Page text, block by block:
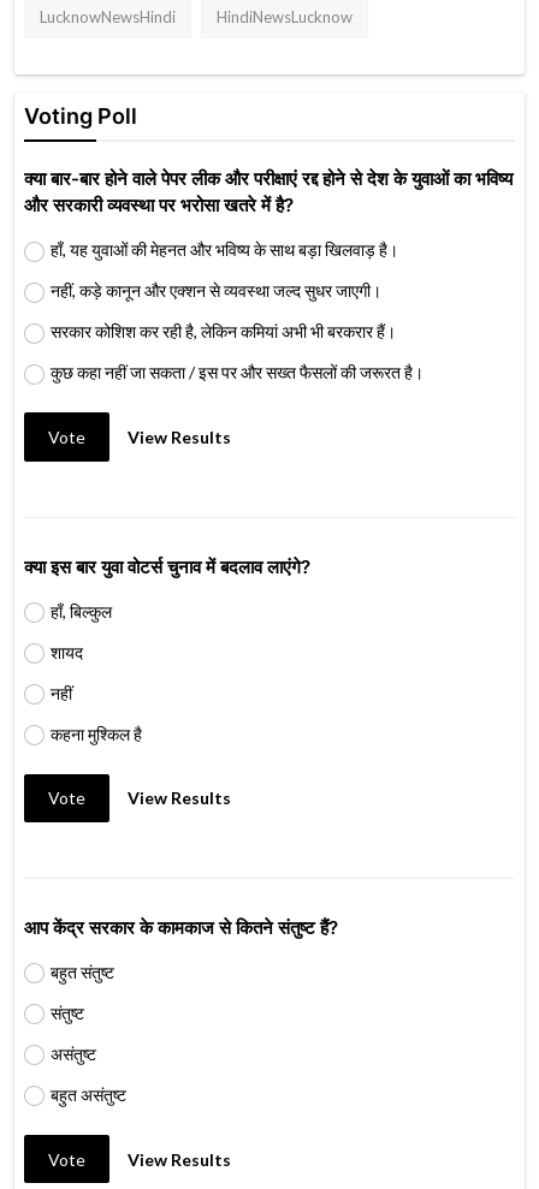
LucknowNewsHindi HindiNewsLucknow
Voting Poll
क्या बार-बार होने वाले पेपर लीक और परीक्षाएं रद्द होने से देश के युवाओं का भविष्य
और सरकारी व्यवस्था पर भरोसा खतरे में है?
हाँ, यह युवाओं की मेहनत और भविष्य के साथ बड़ा खिलवाड़ है।
नहीं, कड़े कानून और एक्शन से व्यवस्था जल्द सुधर जाएगी।
सरकार कोशिश कर रही है, लेकिन कमियां अभी भी बरकरार हैं।
कुछ कहा नहीं जा सकता / इस पर और सख्त फैसलों की जरूरत है।
Vote View Results
क्या इस बार युवा वोटर्स चुनाव में बदलाव लाएंगे?
हाँ, बिल्कुल
शायद
नहीं
कहना मुश्किल है
Vote View Results
आप केंद्र सरकार के कामकाज से कितने संतुष्ट हैं?
बहुत संतुष्ट
संतुष्ट
असंतुष्ट
बहुत असंतुष्ट
Vote View Results